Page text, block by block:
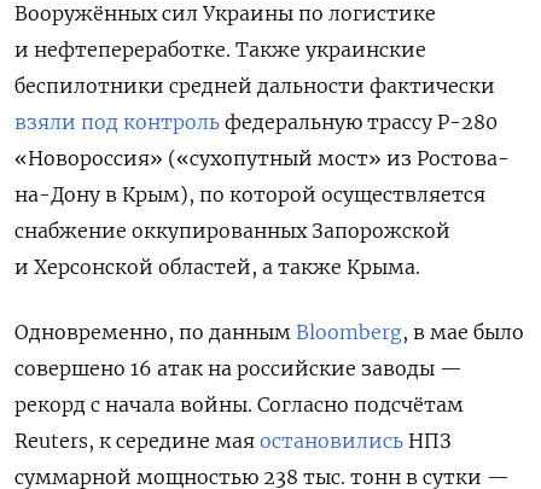
Вооружённых сил Украины по логистике
и нефтепереработке. Также украинские
беспилотники средней дальности фактически
взяли под контроль федеральную трассу Р-280
«Новороссия» («сухопутный мост» из Ростова-
на-Дону в Крым), по которой осуществляется
снабжение оккупированных Запорожской
и Херсонской областей, а также Крыма.
Одновременно, по данным Bloomberg, в мае было
совершено 16 атак на российские заводы —
рекорд с начала войны. Согласно подсчётам
Reuters, к середине мая остановились НПЗ
суммарной мощностью 238 тыс. тонн в сутки —